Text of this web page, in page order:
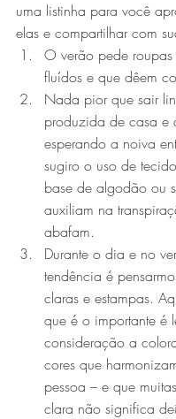
uma listinha para você
elas e compartilhar com
O verão pede roupas
fluídos e que dêem
Nada pior que sair
produzida de casa e
esperando a noiva
sugiro o uso de
base de algodão ou
auxiliam na
abafam.
Durante o dia e no
tendência é
claras e estampas.
que é o importante é
consideração a
cores que
pessoa – e que
clara não significa